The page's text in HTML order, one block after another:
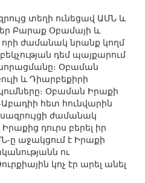
տեղի ունեցավ ԱՄՆ և
Բարաք Օբամայի և
ժամանակ նրանք կողմ
դեմ պայքարում
Օբաման
և Դիարբեքիրի
Օբաման Իրաքի
հետ հունվարին
ժամանակ
դուրս բերել իր
ը աջակցում է Իրաքի
ու
կոչ էր արել անել